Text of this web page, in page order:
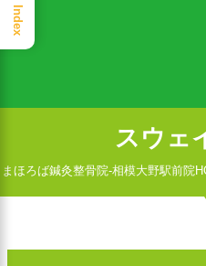
スウェ
まほろば鍼灸整骨院-相模大野駅前院
Index